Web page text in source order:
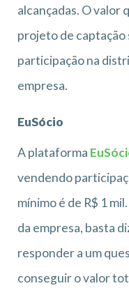
alcançadas. O valor
projeto de captação
participação na
empresa.
EuSócio
A plataforma
vendendo
mínimo é de R$ 1
da empresa, basta
responder a um
conseguir o valor